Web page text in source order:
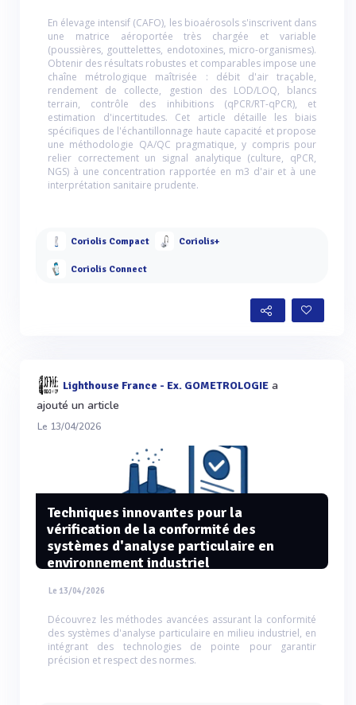
En élevage intensif (CAFO), les bioaérosols s'inscrivent dans
une matrice aéroportée très chargée et variable
(poussières, gouttelettes, endotoxines, micro-organismes).
Obtenir des résultats robustes et comparables impose une
chaîne métrologique maîtrisée : débit d'air traçable,
rendement de collecte, gestion des LOD/LOQ, blancs
terrain, contrôle des inhibitions (qPCR/RT-qPCR), et
estimation d'incertitudes. Cet article détaille les biais
spécifiques de l'échantillonnage haute capacité et propose
une méthodologie QA/QC pragmatique, y compris pour
relier correctement un signal analytique (culture, qPCR,
NGS) à une concentration rapportée en m3 d'air et à une
interprétation sanitaire prudente.
Coriolis Compact Coriolis+
Coriolis Connect
Lighthouse France - Ex. GOMETROLOGIE a
ajouté un article
Le 13/04/2026
Techniques innovantes pour la
vérification de la conformité des
systèmes d'analyse particulaire en
environnement industriel
Le 13/04/2026
Découvrez les méthodes avancées assurant la conformité
des systèmes d'analyse particulaire en milieu industriel, en
intégrant des technologies de pointe pour garantir
précision et respect des normes.